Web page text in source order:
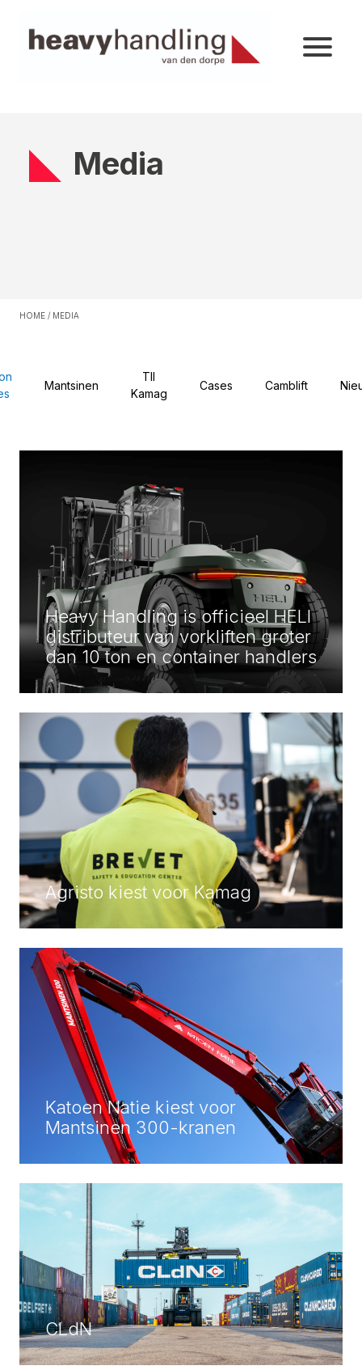
Media
HOME / MEDIA
Mantsinen
TII
Kamag
Cases Camblift
Heavy Handling is officieel HELI
distributeur van vorkliften groter
dan 10 ton en container handlers
Agristo kiest voor Kamag
Katoen Natie kiest voor
Mantsinen 300-kranen
CLdN